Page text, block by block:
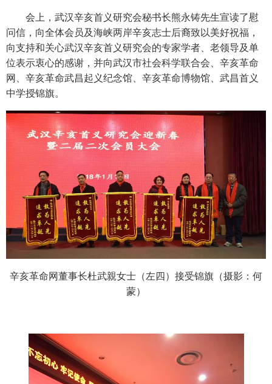
会上，武汉辛亥首义研究会秘书长熊永铸先生宣读了慰
问信，向全体会员及海峡两岸辛亥志士后裔致以美好祝福，
向支持和关心武汉辛亥首义研究会的专家学者、老领导及单
位表示衷心的感谢，并向武汉市社会科学联合会、辛亥革命
网、辛亥革命武昌起义纪念馆、辛亥革命博物馆、武昌首义
中学授锦旗。
辛亥革命网董事长杜武親女士（左四）接受锦旗（摄影：何
蒙）